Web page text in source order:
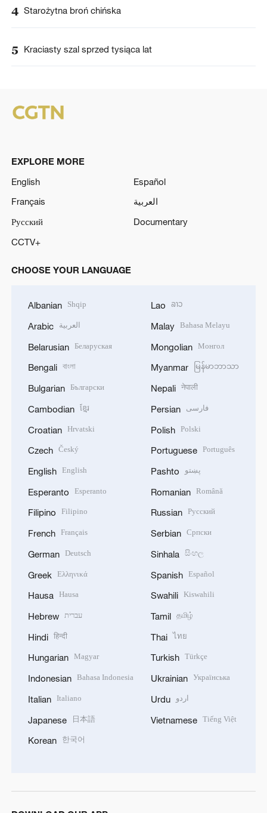
4 Starożytna broń chińska
5 Kraciasty szal sprzed tysiąca lat
EXPLORE MORE
English
Español
Français
العربية
Русский
Documentary
CCTV+
CHOOSE YOUR LANGUAGE
Albanian Shqip
Arabic العربية
Belarusian Беларуская
Bengali বাংলা
Bulgarian Български
Cambodian ខ្មែរ
Croatian Hrvatski
Czech Český
English English
Esperanto Esperanto
Filipino Filipino
French Français
German Deutsch
Greek Ελληνικά
Hausa Hausa
Hebrew עברית
Hindi हिन्दी
Hungarian Magyar
Indonesian Bahasa Indonesia
Italian Italiano
Japanese 日本語
Korean 한국어
Lao ລາວ
Malay Bahasa Melayu
Mongolian Монгол
Myanmar မြန်မာဘာသာ
Nepali नेपाली
Persian فارسی
Polish Polski
Portuguese Português
Pashto پښتو
Romanian Română
Russian Русский
Serbian Српски
Sinhala සිංහල
Spanish Español
Swahili Kiswahili
Tamil தமிழ்
Thai ไทย
Turkish Türkçe
Ukrainian Українська
Urdu اردو
Vietnamese Tiếng Việt